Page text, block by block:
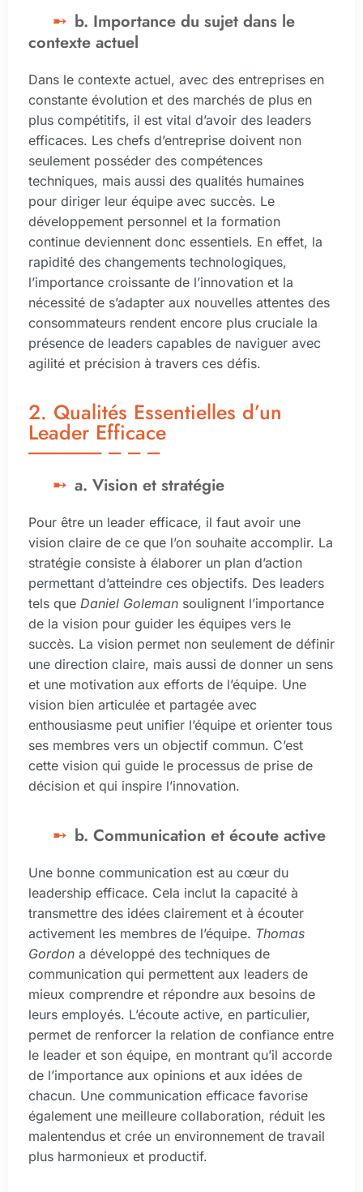
b. Importance du sujet dans le
contexte actuel
Dans le contexte actuel, avec des entreprises en
constante évolution et des marchés de plus en
plus compétitifs, il est vital d’avoir des leaders
efficaces. Les chefs d’entreprise doivent non
seulement posséder des compétences
techniques, mais aussi des qualités humaines
pour diriger leur équipe avec succès. Le
développement personnel et la formation
continue deviennent donc essentiels. En effet, la
rapidité des changements technologiques,
l’importance croissante de l’innovation et la
nécessité de s’adapter aux nouvelles attentes des
consommateurs rendent encore plus cruciale la
présence de leaders capables de naviguer avec
agilité et précision à travers ces défis.
2. Qualités Essentielles d’un
Leader Efficace
a. Vision et stratégie
Pour être un leader efficace, il faut avoir une
vision claire de ce que l’on souhaite accomplir. La
stratégie consiste à élaborer un plan d’action
permettant d’atteindre ces objectifs. Des leaders
tels que Daniel Goleman soulignent l’importance
de la vision pour guider les équipes vers le
succès. La vision permet non seulement de définir
une direction claire, mais aussi de donner un sens
et une motivation aux efforts de l’équipe. Une
vision bien articulée et partagée avec
enthousiasme peut unifier l’équipe et orienter tous
ses membres vers un objectif commun. C’est
cette vision qui guide le processus de prise de
décision et qui inspire l’innovation.
b. Communication et écoute active
Une bonne communication est au cœur du
leadership efficace. Cela inclut la capacité à
transmettre des idées clairement et à écouter
activement les membres de l’équipe. Thomas
Gordon a développé des techniques de
communication qui permettent aux leaders de
mieux comprendre et répondre aux besoins de
leurs employés. L’écoute active, en particulier,
permet de renforcer la relation de confiance entre
le leader et son équipe, en montrant qu’il accorde
de l’importance aux opinions et aux idées de
chacun. Une communication efficace favorise
également une meilleure collaboration, réduit les
malentendus et crée un environnement de travail
plus harmonieux et productif.